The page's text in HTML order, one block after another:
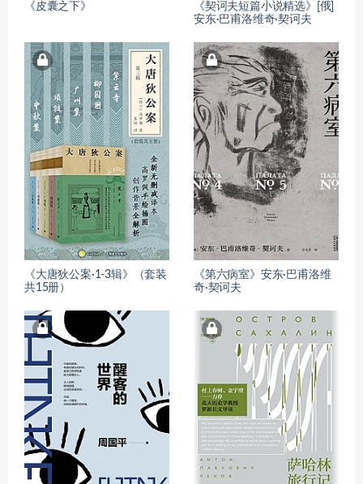
《皮囊之下》
《契诃夫短篇小说精选》[俄]
安东·巴甫洛维奇·契诃夫
《大唐狄公案·1-3辑》（套装
共15册）
《第六病室》安东·巴甫洛维
奇·契诃夫